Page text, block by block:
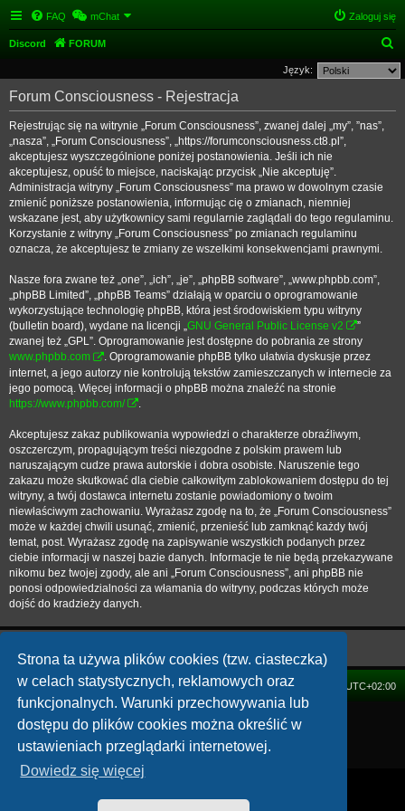
Strona ta używa plików cookies (tzw. ciasteczka)
w celach statystycznych, reklamowych oraz
funkcjonalnych. Warunki przechowywania lub
dostępu do plików cookies można określić w
ustawieniach przeglądarki internetowej.
Dowiedz się więcej
FAQ mChat Zaloguj się
Discord FORUM
z
Język:
Forum Consciousness - Rejestracja
Rejestrując się na witrynie „Forum Consciousness”, zwanej dalej „my”, ”nas”,
„nasza”, „Forum Consciousness”, „https://forumconsciousness.ct8.pl”,
akceptujesz wyszczególnione poniżej postanowienia. Jeśli ich nie
akceptujesz, opuść to miejsce, naciskając przycisk „Nie akceptuję”.
Administracja witryny „Forum Consciousness” ma prawo w dowolnym czasie
zmienić poniższe postanowienia, informując cię o zmianach, niemniej
wskazane jest, aby użytkownicy sami regularnie zaglądali do tego regulaminu.
Korzystanie z witryny „Forum Consciousness” po zmianach regulaminu
oznacza, że akceptujesz te zmiany ze wszelkimi konsekwencjami prawnymi.
Nasze fora zwane też „one”, „ich”, „je”, „phpBB software”, „www.phpbb.com”,
„phpBB Limited”, „phpBB Teams” działają w oparciu o oprogramowanie
wykorzystujące technologię phpBB, która jest środowiskiem typu witryny
(bulletin board), wydane na licencji „GNU General Public License v2
”
zwanej też „GPL”. Oprogramowanie jest dostępne do pobrania ze strony
www.phpbb.com
. Oprogramowanie phpBB tylko ułatwia dyskusje przez
internet, a jego autorzy nie kontrolują tekstów zamieszczanych w internecie za
jego pomocą. Więcej informacji o phpBB można znaleźć na stronie
https://www.phpbb.com/
Akceptujesz zakaz publikowania wypowiedzi o charakterze obraźliwym,
oszczerczym, propagującym treści niezgodne z polskim prawem lub
naruszającym cudze prawa autorskie i dobra osobiste. Naruszenie tego
zakazu może skutkować dla ciebie całkowitym zablokowaniem dostępu do tej
witryny, a twój dostawca internetu zostanie powiadomiony o twoim
niewłaściwym zachowaniu. Wyrażasz zgodę na to, że „Forum Consciousness”
może w każdej chwili usunąć, zmienić, przenieść lub zamknąć każdy twój
temat, post. Wyrażasz zgodę na zapisywanie wszystkich podanych przez
ciebie informacji w naszej bazie danych. Informacje te nie będą przekazywane
nikomu bez twojej zgody, ale ani „Forum Consciousness”, ani phpBB nie
ponosi odpowiedzialności za włamania do witryny, podczas których może
dojść do kradzieży danych.
FORUM Strefa czasowa UTC+02:00
Technologię dostarczaphpBB
® Forum Software © phpBB Limited
Zasady ochrony danych osobowych|Regulamin